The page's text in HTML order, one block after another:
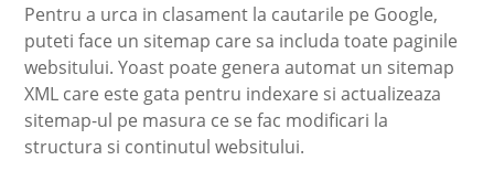
Pentru a urca in clasament la cautarile pe Google,
puteti face un sitemap care sa includa toate paginile
websitului. Yoast poate genera automat un sitemap
XML care este gata pentru indexare si actualizeaza
sitemap-ul pe masura ce se fac modificari la
structura si continutul websitului.